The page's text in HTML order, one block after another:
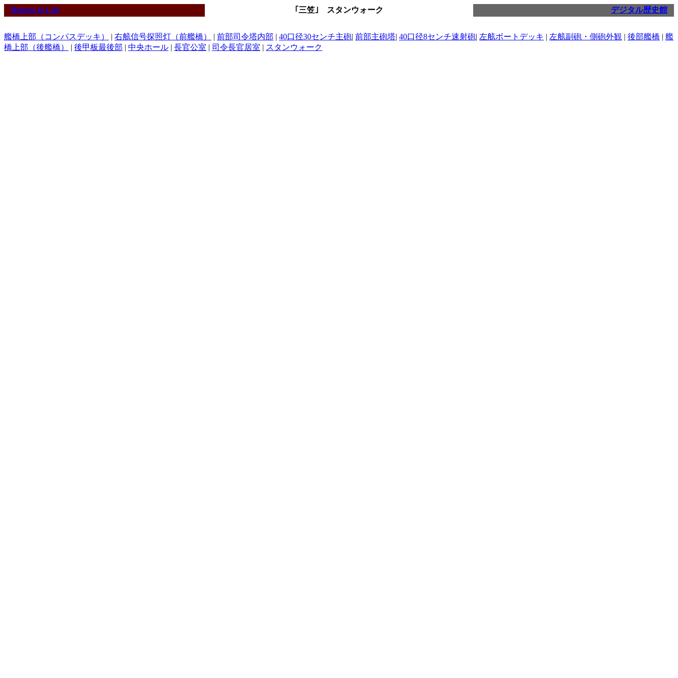
Return to List ｢三笠｣ スタンウォーク デジタル歴史館
艦橋上部（コンパスデッキ） | 右舷信号探照灯（前艦橋） | 前部司令塔内部 | 40口径30センチ主砲| 前部主砲塔| 40口径8センチ速射砲| 左舷ボートデッキ | 左舷副砲・側砲外観 | 後部艦橋 | 艦
橋上部（後艦橋）
| 後甲板最後部 | 中央ホール | 長官公室 | 司令長官居室 | スタンウォーク